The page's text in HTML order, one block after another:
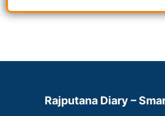
Rajputana Diary –